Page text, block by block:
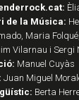
de la Música:
Maria
Vilarnau i Sergi
Manuel Cuyàs
Juan Miguel
Berta